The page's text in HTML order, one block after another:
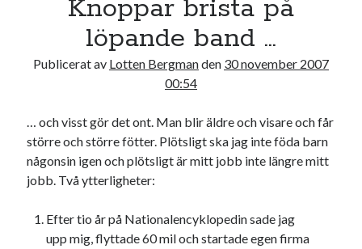
20 21 22 23 24 25
28 29 30
Sök
Kategorier
Knoppar brista på
löpande band …
Publicerat av Lotten Bergmanden 30 november 2007
00:54
… och visst gör det ont. Man blir äldre och visare och får
större och större fötter. Plötsligt ska jag inte föda barn
någonsin igen och plötsligt är mitt jobb inte längre mitt
jobb. Två ytterligheter:
Efter tio år på Nationalencyklopedin sade jag
upp mig, flyttade 60 mil och startade egen firma